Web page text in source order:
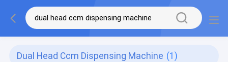
Dual Head Ccm Dispensing Machine (1)